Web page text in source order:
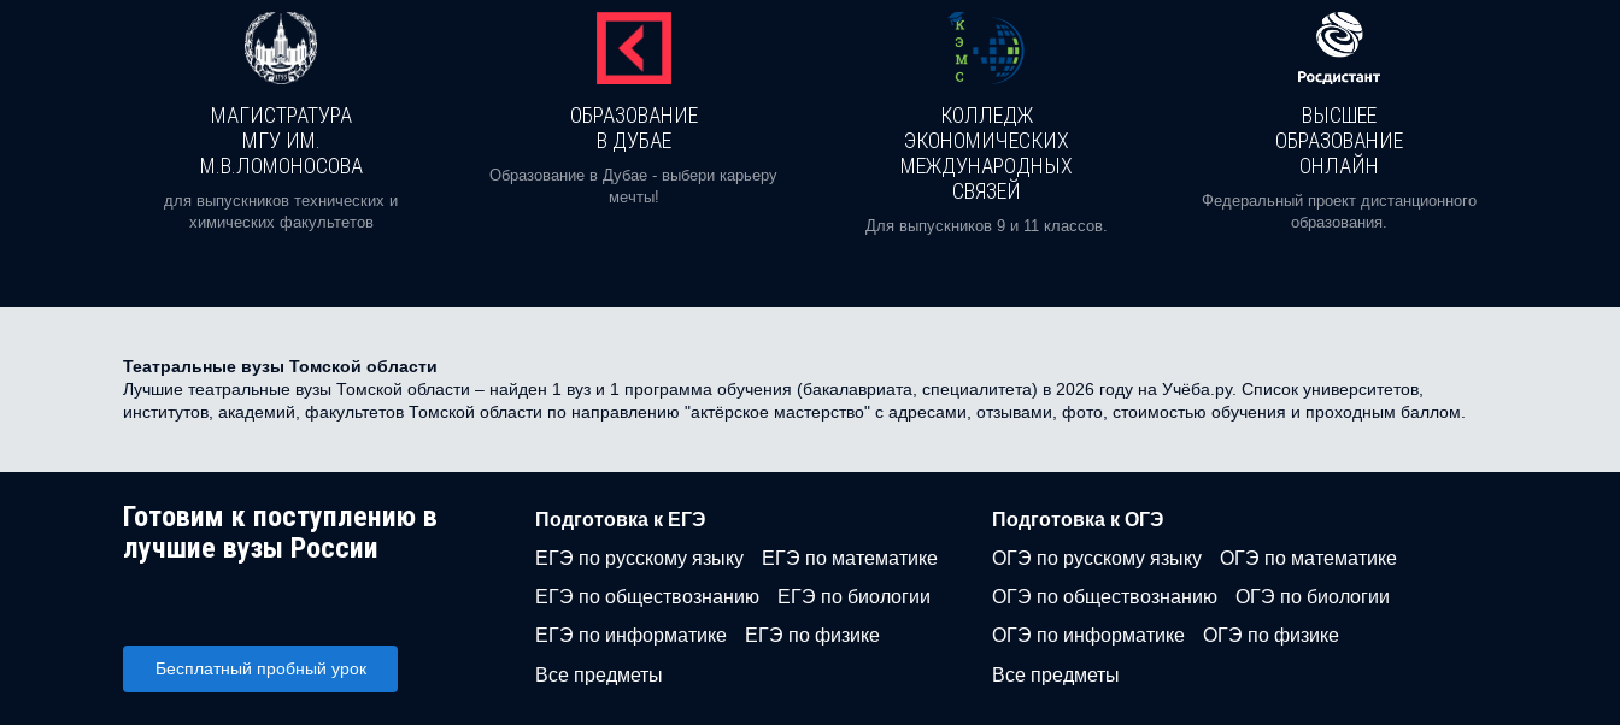
МАГИСТРАТУРА
МГУ ИМ.
М.В.ЛОМОНОСОВА
для выпускников технических и
химических факультетов
ОБРАЗОВАНИЕ
В ДУБАЕ
Образование в Дубае - выбери карьеру
мечты!
КОЛЛЕДЖ
ЭКОНОМИЧЕСКИХ
МЕЖДУНАРОДНЫХ
СВЯЗЕЙ
Для выпускников 9 и 11 классов.
ВЫСШЕЕ
ОБРАЗОВАНИЕ
ОНЛАЙН
Федеральный проект дистанционного
образования.
Театральные вузы Томской области
Лучшие театральные вузы Томской области – найден 1 вуз и 1 программа обучения (бакалавриата, специалитета) в 2026 году на Учёба.ру. Список университетов,
институтов, академий, факультетов Томской области по направлению "актёрское мастерство" с адресами, отзывами, фото, стоимостью обучения и проходным баллом.
Готовим к поступлению в
лучшие вузы России
Бесплатный пробный урок
Подготовка к ЕГЭ
ЕГЭ по русскому языку
ЕГЭ по математике
ЕГЭ по обществознанию
ЕГЭ по биологии
ЕГЭ по информатике
ЕГЭ по физике
Все предметы
Подготовка к ОГЭ
ОГЭ по русскому языку
ОГЭ по математике
ОГЭ по обществознанию
ОГЭ по биологии
ОГЭ по информатике
ОГЭ по физике
Все предметы